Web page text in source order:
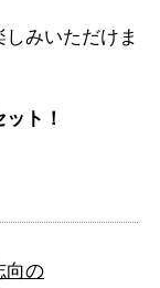
みいただけま
ト！
向の